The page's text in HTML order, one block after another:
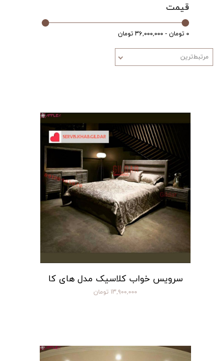
قیمت
۰ تومان - ۳۶,۰۰۰,۰۰۰ تومان
مرتبط‌ترین
سرویس خواب کلاسیک مدل های کا
۱۳,۹۰۰,۰۰۰ تومان